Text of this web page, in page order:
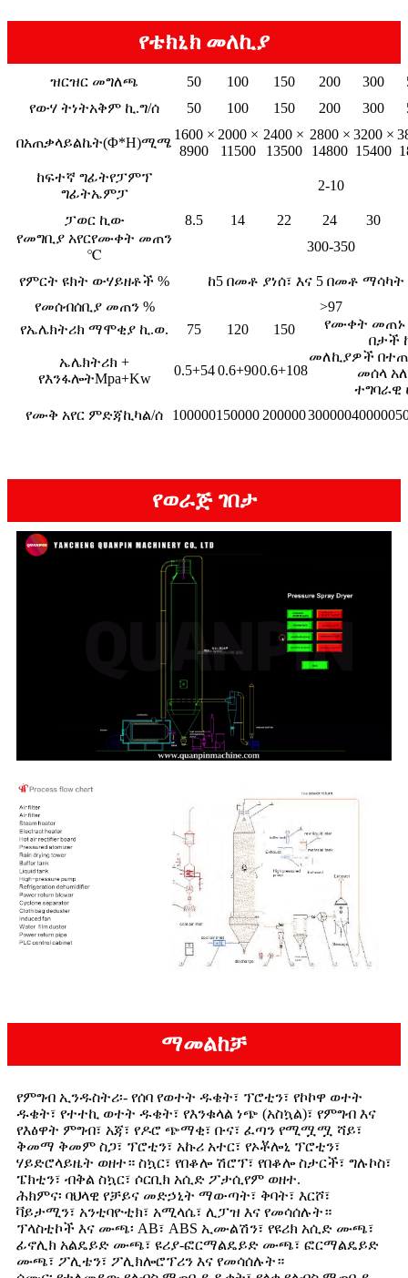
የቴክኒክ መለኪያ
ዝርዝር መግለጫ 50 100 150 200 300
የውሃ ትነትአቅም ኪ.ግ/ሰ 50 100 150 200 300
በአጠቃላይልኬት(Φ*H)ሚሜ
1600 ×
8900
2000 ×
11500
2400 ×
13500
2800 ×
14800
3200 ×
15400
ከፍተኛ ግፊትየፓምፕ
ግፊትኤምፓ
2-10
ፓወር ኪው 8.5 14 22 24
30
የመግቢያ አየርየሙቀት መጠን
℃
300-350
የምርት ዩክት ውሃይዘቶች %
ከ5 በመቶ ያነሰ፣ እና 5 በመቶ
የመሰብሰቢያ መጠን %
>97
የኤሌክትሪክ ማሞቂያ ኪ.ወ.
75 120 150
የሙቀት መጠኑ
በታች
መለኪያዎች
መሰላ
ተግባራዊ
ኤሌክትሪክ +
የእንፋሎትMpa+Kw
0.5+54 0.6+900.6+108
የሙቅ አየር ምድጃኪካል/ሰ 100000150000 200000300000400000
የወራጅ ገበታ
ማመልከቻ
የምግብ ኢንዱስትሪ፡- የሰባ የወተት ዱቄት፣ ፕሮቲን፣ የኮኮዋ ወተት
ዱቄት፣ የተተኪ ወተት ዱቄት፣ የእንቁላል ነጭ (አስኳል)፣ የምግብ እና
የእፅዋት ምግብ፣ አጃ፣ የዶሮ ጭማቂ፣ ቡና፣ ፈጣን የሚሟሟ ሻይ፣
ቅመማ ቅመም ስጋ፣ ፕሮቲን፣ አኩሪ አተር፣ የኦቾሎኒ ፕሮቲን፣
ሃይድሮላይዜት ወዘተ። ስኳር፣ የበቆሎ ሽሮፕ፣ የበቆሎ ስታርች፣ ግሉኮስ፣
ፔክቲን፣ ብቅል ስኳር፣ ሶርቢክ አሲድ ፖታሲየም ወዘተ.
ሕክምና፡ ባህላዊ የቻይና መድኃኒት ማውጣት፣ ቅባት፣ እርሾ፣
ቫይታሚን፣ አንቲባዮቲክ፣ አሚላሴ፣ ሊፓዝ እና የመሳሰሉት።
ፕላስቲኮች እና ሙጫ፡ AB፣ ABS ኢሙልሽን፣ የዩሪክ አሲድ ሙጫ፣
ፊኖሊክ አልዴይድ ሙጫ፣ ዩሪያ-ፎርማልዴይድ ሙጫ፣ ፎርማልዴይድ
ሙጫ፣ ፖሊቴን፣ ፖሊክሎሮፕሪን እና የመሳሰሉት።